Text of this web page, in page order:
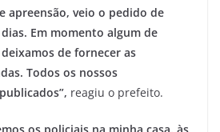
apreensão, veio o pedido de
Em momento algum de
de fornecer as
Todos os nossos
reagiu o prefeito.
os policiais na minha casa, às